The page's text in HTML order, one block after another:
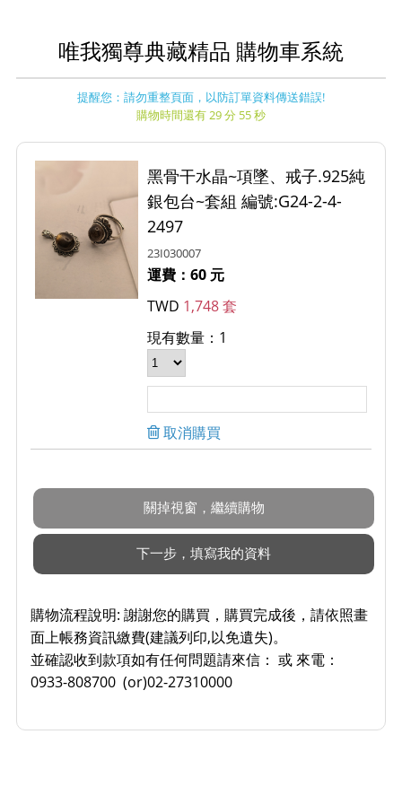
唯我獨尊典藏精品 購物車系統
提醒您：請勿重整頁面，以防訂單資料傳送錯誤!
購物時間還有 29 分 55 秒
黑骨干水晶~項墜、戒子.925純
銀包台~套組 編號:G24-2-4-
2497
23I030007
運費：60 元
TWD 1,748 套
現有數量：1
取消購買
購物流程說明: 謝謝您的購買，購買完成後，請依照畫
面上帳務資訊繳費(建議列印,以免遺失)。
並確認收到款項如有任何問題請來信： 或 來電：
0933-808700 (or)02-27310000